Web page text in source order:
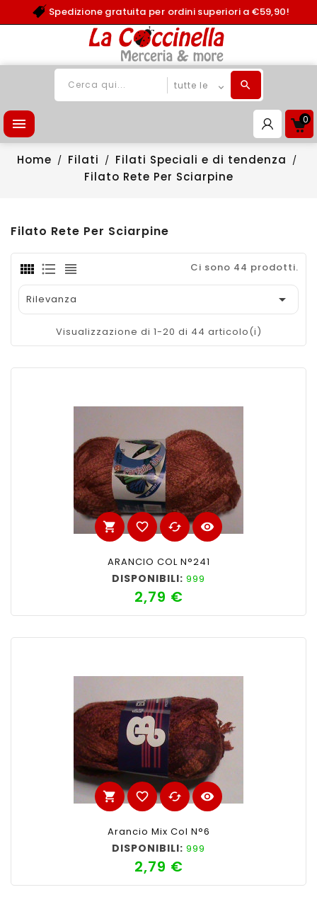
Spedizione gratuita per ordini superiori a €59,90!
 0
Home Filati
Filati Speciali e di tendenza
Filato Rete Per Sciarpine
Filato Rete Per Sciarpine
Ci sono 44 prodotti.
Rilevanza 
Visualizzazione di 1-20 di 44 articolo(i)
shopping_cart favorite_border cached visibility
ARANCIO COL N°241
DISPONIBILI: 999
2,79 €Prezzo
shopping_cart favorite_border cached visibility
Arancio Mix Col N°6
DISPONIBILI: 999
2,79 €Prezzo